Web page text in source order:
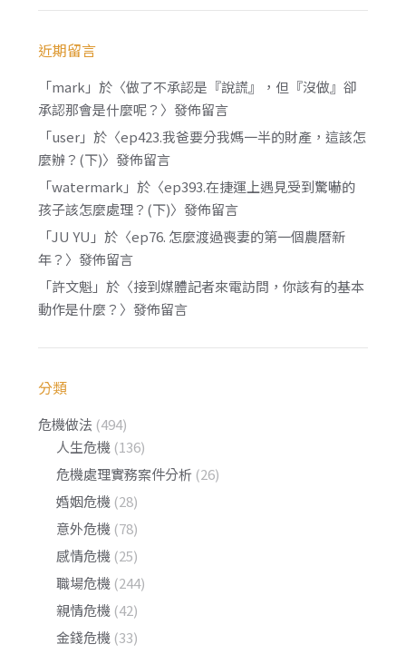
近期留言
「mark 」於〈做了不承認是『說謊』，但『沒做』卻
承認那會是什麼呢？ 〉發佈留言
「user」於〈ep423.我爸要分我媽一半的財產，這該怎
麼辦？(下)〉發佈留言
「watermark 」於〈ep393.在捷運上遇見受到驚嚇的
孩子該怎麼處理？(下)〉發佈留言
「JU YU 」於〈ep76. 怎麼渡過喪妻的第一個農曆新
年？ 〉發佈留言
「許文魁」於〈接到媒體記者來電訪問，你該有的基本
動作是什麼？ 〉發佈留言
分類
危機做法 (494)
人生危機 (136)
危機處理實務案件分析 (26)
婚姻危機 (28)
意外危機 (78)
感情危機 (25)
職場危機 (244)
親情危機 (42)
金錢危機 (33)